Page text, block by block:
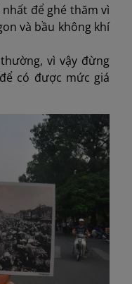
để ghé thăm vì
và bầu không khí
vì vậy đừng
có được mức giá